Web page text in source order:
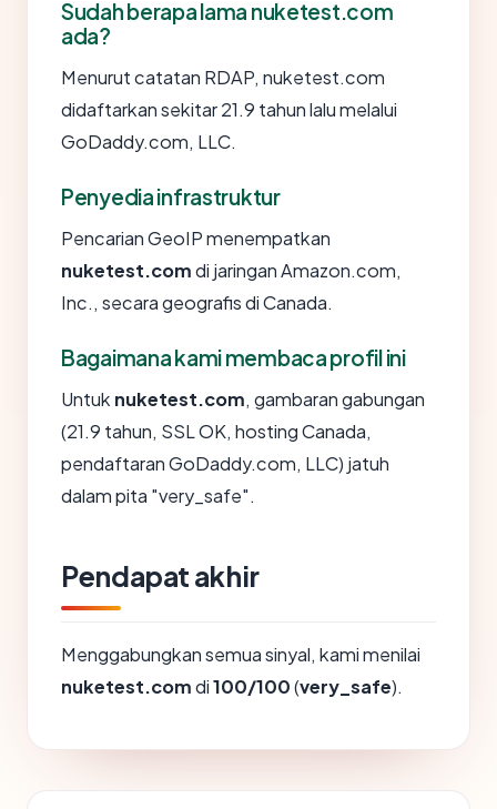
Sudah berapa lama nuketest.com
ada?
Menurut catatan RDAP, nuketest.com
didaftarkan sekitar 21.9 tahun lalu melalui
GoDaddy.com, LLC.
Penyedia infrastruktur
Pencarian GeoIP menempatkan
nuketest.comdi jaringan Amazon.com,
Inc., secara geografis di Canada.
Bagaimana kami membaca profil ini
Untuk nuketest.com, gambaran gabungan
(21.9 tahun, SSL OK, hosting Canada,
pendaftaran GoDaddy.com, LLC) jatuh
dalam pita "very_safe".
Pendapat akhir
Menggabungkan semua sinyal, kami menilai
nuketest.comdi100/100(very_safe).